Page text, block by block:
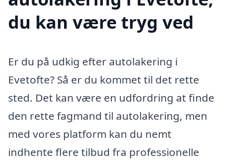
du kan være tryg ved
Er du på udkig efter autolakering i
Evetofte? Så er du kommet til det rette
sted. Det kan være en udfordring at finde
den rette fagmand til autolakering, men
med vores platform kan du nemt
indhente flere tilbud fra professionelle